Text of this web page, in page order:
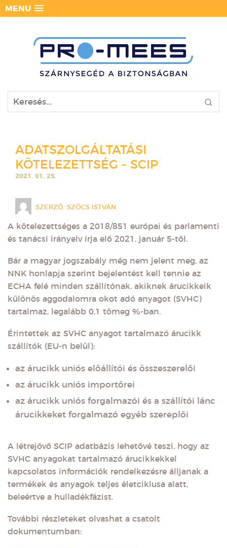
MENU
ADATSZOLGÁLTATÁSI
KÖTELEZETTSÉG – SCIP
2021. 01. 25.
SZERZŐ: SZŐCS ISTVÁN
A kötelezettséges a 2018/851 európai és parlamenti
és tanácsi irányelv írja elő 2021. január 5-től.
Bár a magyar jogszabály még nem jelent meg, az
NNK honlapja szerint bejelentést kell tennie az
ECHA felé minden szállítónak, akiknek árucikkeik
különös aggodalomra okot adó anyagot (SVHC)
tartalmaz, legalább 0,1 tömeg %-ban.
Érintettek az SVHC anyagot tartalmazó árucikk
szállítók (EU-n belül):
az árucikk uniós előállítói és összeszerelői
az árucikk uniós importőrei
az árucikk uniós forgalmazói és a szállítói lánc
árucikkeket forgalmazó egyéb szereplői
A létrejövő SCIP adatbázis lehetővé teszi, hogy az
SVHC anyagokat tartalmazó árucikkekkel
kapcsolatos információk rendelkezésre álljanak a
termékek és anyagok teljes életciklusa alatt,
beleértve a hulladékfázist.
További részleteket olvashat a csatolt
dokumentumban: